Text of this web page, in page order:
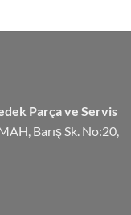
Parça ve Servis
Barış Sk. No:20,